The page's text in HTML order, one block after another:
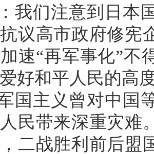
我们注意到日本
议高市政府修宪
速“再军事化”不
好和平人民的高
国主义曾对中国
民带来深重灾难
二战胜利前后盟